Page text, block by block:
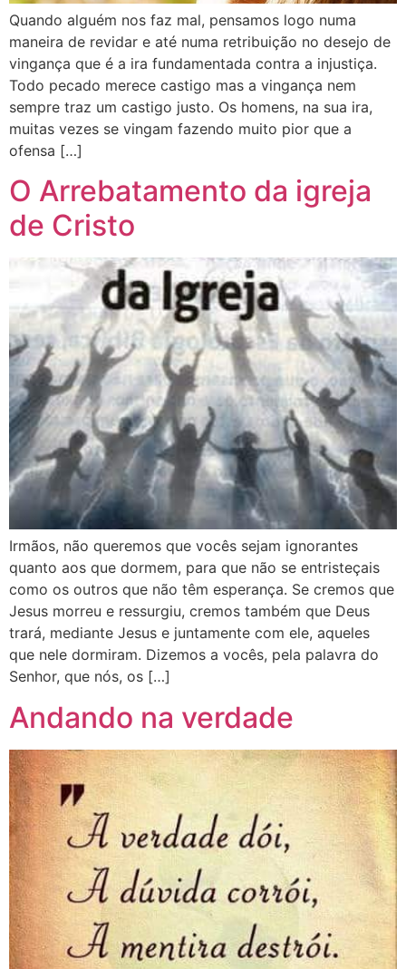
Quando alguém nos faz mal, pensamos logo numa
maneira de revidar e até numa retribuição no desejo de
vingança que é a ira fundamentada contra a injustiça.
Todo pecado merece castigo mas a vingança nem
sempre traz um castigo justo. Os homens, na sua ira,
muitas vezes se vingam fazendo muito pior que a
ofensa […]
O Arrebatamento da igreja
de Cristo
Irmãos, não queremos que vocês sejam ignorantes
quanto aos que dormem, para que não se entristeçais​
como os outros que não têm esperança. Se cremos que
Jesus morreu e ressurgiu, cremos também que Deus
trará, mediante Jesus e juntamente com ele, aqueles
que nele dormiram. Dizemos a vocês, pela palavra do
Senhor, que nós, os […]
Andando na verdade